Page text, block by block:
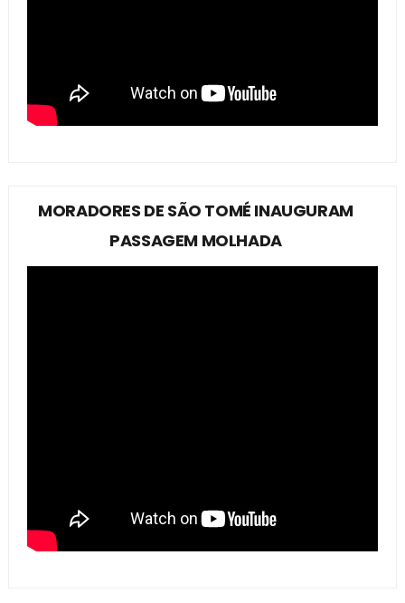
MORADORES DE SÃO TOMÉ INAUGURAM
PASSAGEM MOLHADA